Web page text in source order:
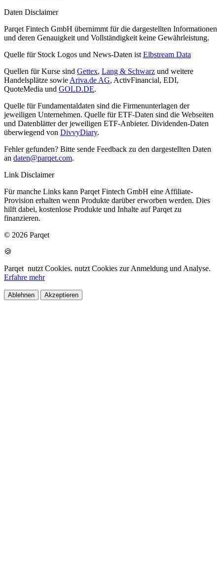
Daten Disclaimer
Parqet Fintech GmbH übernimmt für die dargestellten Informationen
und deren Genauigkeit und Vollständigkeit keine Gewährleistung.
Quelle für Stock Logos und News-Daten ist Elbstream Data
Quellen für Kurse sind Gettex, Lang & Schwarz und weitere
Handelsplätze sowie Ariva.de AG, ActivFinancial, EDI,
QuoteMedia und GOLD.DE.
Quelle für Fundamentaldaten sind die Firmenunterlagen der
jeweiligen Unternehmen. Quelle für ETF-Daten sind die Webseiten
und Datenblätter der jeweiligen ETF-Anbieter. Dividenden-Daten
überwiegend von DivvyDiary.
Fehler gefunden? Bitte sende Feedback zu den dargestellten Daten
an daten@parqet.com.
Link Disclaimer
Für manche Links kann Parqet Fintech GmbH eine Affiliate-
Provision erhalten wenn Produkte darüber erworben werden. Dies
hilft dabei, kostenlose Produkte und Inhalte auf Parqet zu
finanzieren.
© 2026 Parqet
🍪
Parqet nutzt Cookies. nutzt Cookies zur Anmeldung und Analyse.
Erfahre mehr
Ablehnen Akzeptieren